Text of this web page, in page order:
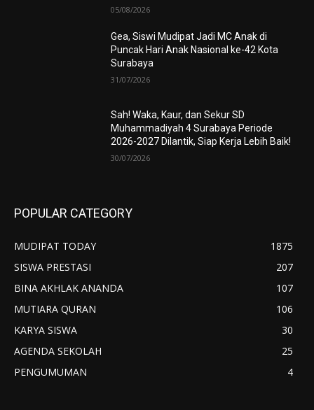
05/08/2026
Gea, Siswi Mudipat Jadi MC Anak di
Puncak Hari Anak Nasional ke-42 Kota
Surabaya
31/07/2026
Sah! Waka, Kaur, dan Sekur SD
Muhammadiyah 4 Surabaya Periode
2026-2027 Dilantik, Siap Kerja Lebih Baik!
30/07/2026
POPULAR CATEGORY
MUDIPAT TODAY
1875
SISWA PRESTASI
207
BINA AKHLAK ANANDA
107
MUTIARA QURAN
106
KARYA SISWA
30
AGENDA SEKOLAH
25
PENGUMUMAN
4